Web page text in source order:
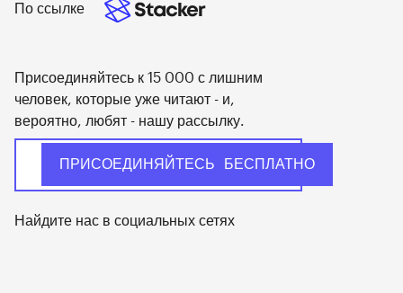
По ссылке
Присоединяйтесь к 15 000 с лишним
человек, которые уже читают - и,
вероятно, любят - нашу рассылку.
Найдите нас в социальных сетях